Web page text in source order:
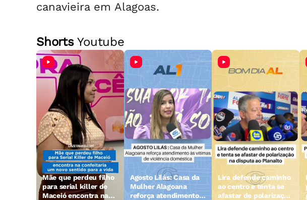
canavieira em Alagoas.
ShortsYoutube
Mãe que perdeu filho
para serial killer de
Maceió encontra na
Agosto Lilás: Casa da
Mulher Alagoana
reforça atendimento
Lira defende caminho
ao centro e tenta se
afastar de polarização